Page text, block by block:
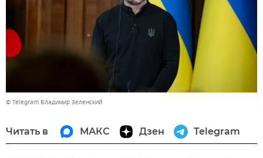
© Telegram Владимир Зеленский
Читать в МАКС Дзен Telegram